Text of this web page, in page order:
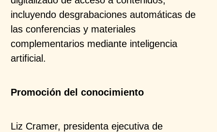
incluyendo desgrabaciones automáticas de
las conferencias y materiales
complementarios mediante inteligencia
artificial.
Promoción del conocimiento
Liz Cramer, presidenta ejecutiva de